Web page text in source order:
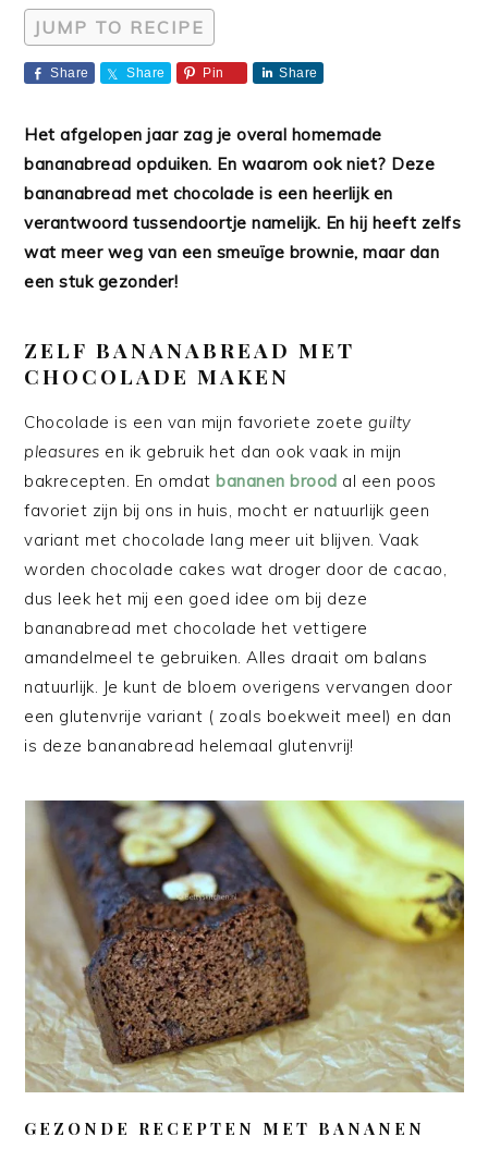
JUMP TO RECIPE
Share Share Pin Share
Het afgelopen jaar zag je overal homemade
bananabread opduiken. En waarom ook niet? Deze
bananabread met chocolade is een heerlijk en
verantwoord tussendoortje namelijk. En hij heeft zelfs
wat meer weg van een smeuïge brownie, maar dan
een stuk gezonder!
ZELF BANANABREAD MET
CHOCOLADE MAKEN
Chocolade is een van mijn favoriete zoete guilty
pleasures en ik gebruik het dan ook vaak in mijn
bakrecepten. En omdatbananen brood al een poos
favoriet zijn bij ons in huis, mocht er natuurlijk geen
variant met chocolade lang meer uit blijven. Vaak
worden chocolade cakes wat droger door de cacao,
dus leek het mij een goed idee om bij deze
bananabread met chocolade het vettigere
amandelmeel te gebruiken. Alles draait om balans
natuurlijk. Je kunt de bloem overigens vervangen door
een glutenvrije variant ( zoals boekweit meel) en dan
is deze bananabread helemaal glutenvrij!
GEZONDE RECEPTEN MET BANANEN